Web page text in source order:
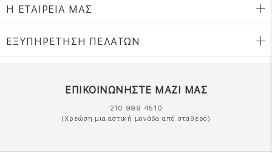
Η ΕΤΑΙΡΕΙΑ ΜΑΣ
ΕΞΥΠΗΡΕΤΗΣΗ ΠΕΛΑΤΩΝ
ΕΠΙΚΟΙΝΩΝΗΣΤΕ ΜΑΖΙ ΜΑΣ
210 999 4510
(Χρεώση μια αστική μονάδα από σταθερό)